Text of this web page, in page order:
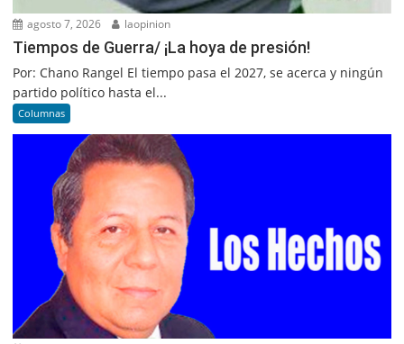
agosto 7, 2026 laopinion
Tiempos de Guerra/ ¡La hoya de presión!
Por: Chano Rangel El tiempo pasa el 2027, se acerca y ningún
partido político hasta el...
Columnas